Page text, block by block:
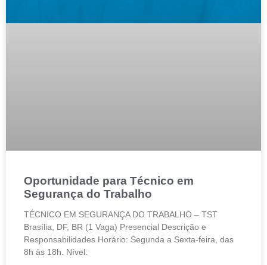
Oportunidade para Técnico em
Segurança do Trabalho
TÉCNICO EM SEGURANÇA DO TRABALHO – TST
Brasília, DF, BR (1 Vaga) Presencial Descrição e
Responsabilidades Horário: Segunda a Sexta-feira, das
8h às 18h. Nível: